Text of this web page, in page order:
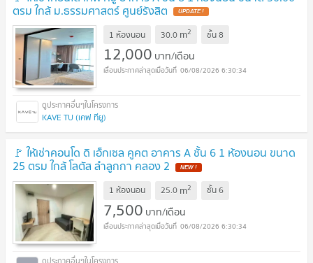
ตรม ใกล้ ม.ธรรมศาสตร์ ศูนย์รังสิต
1 ห้องนอน 30.0 m2 ชั้น8
12,000 บาท/เดือน
06/08/2026 6:30:34
KAVE TU (เคฟ ทียู)
🚩 ให้เช่าคอนโด ดิ เอ็กเซล คูคต อาคาร A ชั้น 6 1 ห้องนอน ขนาด
25 ตรม ใกล้ โลตัส ลำลูกกา คลอง 2
1 ห้องนอน 25.0 m2 ชั้น6
7,500 บาท/เดือน
06/08/2026 6:30:34